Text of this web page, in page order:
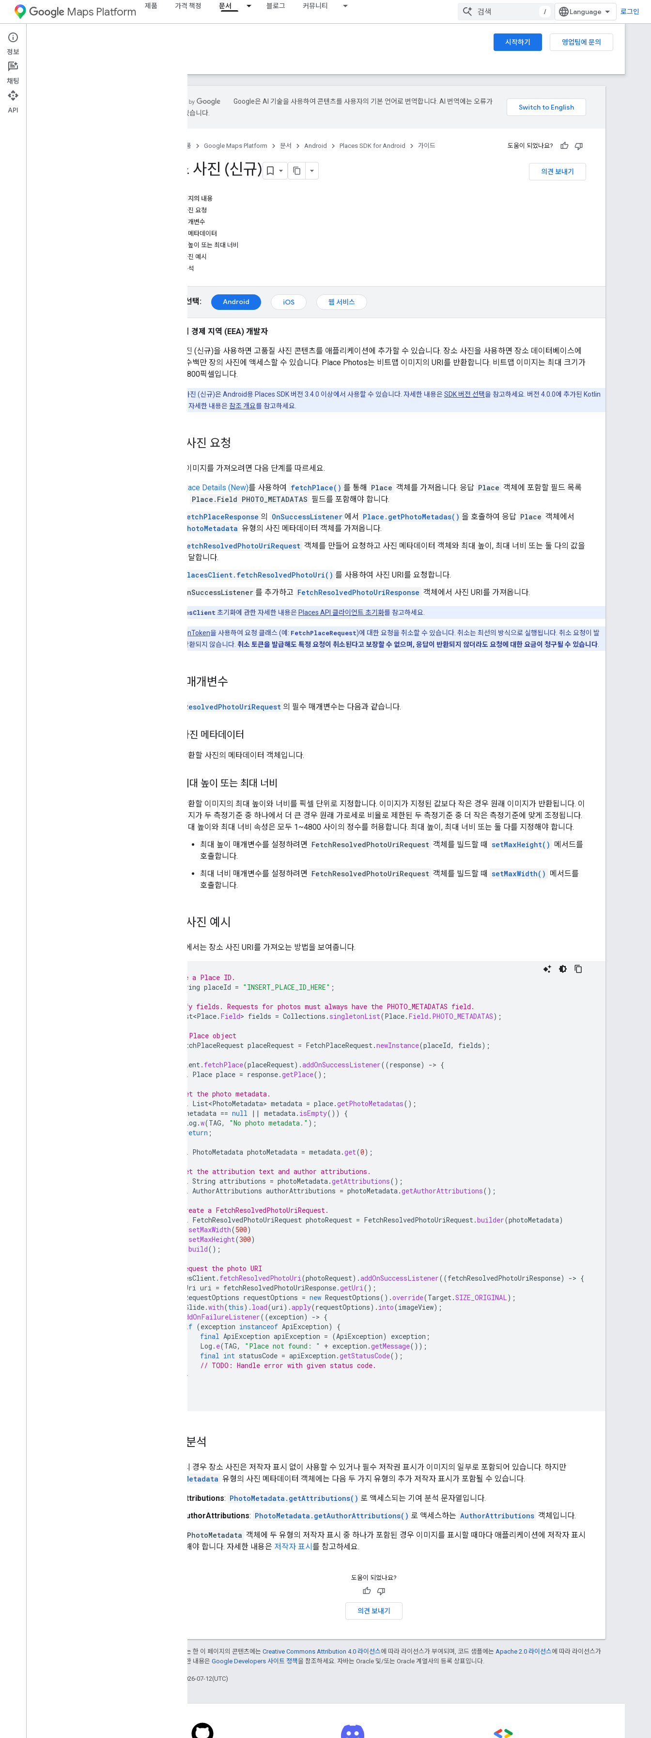
Maps Platform 제품 가격 책정 문서 블로그 커뮤니티
/ 로그인
Android 시작하기
영업팀에 문의
가이드
Google은 AI 기술을 사용하여 콘텐츠를 사용자의 기본 언어로 번역합니다. AI 번역에는 오류가
있을 수 있습니다.
제품 Google Maps Platform 문서 Android Places SDK for Android 가이드 도움이 되었나요?
의견 보내기
장소 사진 (신규)
이 페이지의 내용
장소 사진 요청
필수 매개변수
사진 메타데이터
최대 높이 또는 최대 너비
장소 사진 예시
기여 분석
플랫폼 선택: Android iOS 웹 서비스
유럽 경제 지역 (EEA) 개발자
장소 사진 (신규)을 사용하면 고품질 사진 콘텐츠를 애플리케이션에 추가할 수 있습니다. 장소 사진을 사용하면 장소 데이터베이스에
저장된 수백만 장의 사진에 액세스할 수 있습니다. Place Photos는 비트맵 이미지의 URI를 반환합니다. 비트맵 이미지는 최대 크기가
4800x4800픽셀입니다.
장소 사진 (신규)은 Android용 Places SDK 버전 3.4.0 이상에서 사용할 수 있습니다. 자세한 내용은SDK 버전 선택을 참고하세요. 버전 4.0.0에 추가된 Kotlin
API 사용에 관한 자세한 내용은 참조 개요를 참고하세요.
장소 사진 요청
장소의 이미지를 가져오려면 다음 단계를 따르세요.
Place Details (New)를 사용하여 fetchPlace() 를 통해 Place 객체를 가져옵니다. 응답 Place 객체에 포함할 필드 목록
Place.Field PHOTO_METADATAS 필드를 포함해야 합니다.
FetchPlaceResponse 의 OnSuccessListener 에서 Place.getPhotoMetadas() 을 호출하여 응답 Place 객체에서
PhotoMetadata 유형의 사진 메타데이터 객체를 가져옵니다.
FetchResolvedPhotoUriRequest 객체를 만들어 요청하고 사진 메타데이터 객체와 최대 높이, 최대 너비 또는 둘 다의 값을
전달합니다.
PlacesClient.fetchResolvedPhotoUri() 를 사용하여 사진 URI를 요청합니다.
OnSuccessListener 를 추가하고 FetchResolvedPhotoUriResponse 객체에서 사진 URI를 가져옵니다.
PlacesClient 초기화에 관한 자세한 내용은 Places API 클라이언트 초기화를 참고하세요.
CancellationToken을 사용하여 요청 클래스 (예: FetchPlaceRequest)에 대한 요청을 취소할 수 있습니다. 취소는 최선의 방식으로 실행됩니다. 취소 요청이 발
행되면 응답이 반환되지 않습니다. 취소 토큰을 발급해도 특정 요청이 취소된다고 보장할 수 없으며, 응답이 반환되지 않더라도 요청에 대한 요금이 청구될 수 있습니다
필수 매개변수
FetchResolvedPhotoUriRequest 의 필수 매개변수는 다음과 같습니다.
사진 메타데이터
반환할 사진의 메타데이터 객체입니다.
최대 높이 또는 최대 너비
반환할 이미지의 최대 높이와 너비를 픽셀 단위로 지정합니다. 이미지가 지정된 값보다 작은 경우 원래 이미지가 반환됩니다. 이
미지가 두 측정기준 중 하나에서 더 큰 경우 원래 가로세로 비율로 제한된 두 측정기준 중 더 작은 측정기준에 맞게 조정됩니다.
최대 높이와 최대 너비 속성은 모두 1~4800 사이의 정수를 허용합니다. 최대 높이, 최대 너비 또는 둘 다를 지정해야 합니다.
최대 높이 매개변수를 설정하려면 FetchResolvedPhotoUriRequest 객체를 빌드할 때 setMaxHeight() 메서드를
호출합니다.
최대 너비 매개변수를 설정하려면 FetchResolvedPhotoUriRequest 객체를 빌드할 때 setMaxWidth() 메서드를
호출합니다.
장소 사진 예시
다음 예에서는 장소 사진 URI를 가져오는 방법을 보여줍니다.
// Define a Place ID.
String placeId = "INSERT_PLACE_ID_HERE" ;
// Specify fields. Requests for photos must always have the PHOTO_METADATAS field.
List<Place. Field> fields = Collections . singletonList(Place. Field . PHOTO_METADATAS);
// Get a Place object
FetchPlaceRequest placeRequest = FetchPlaceRequest.newInstance(placeId, fields);
placesClient. fetchPlace(placeRequest).addOnSuccessListener((response) -> {
final Place place = response.getPlace();
// Get the photo metadata.
final List<PhotoMetadata> metadata = place.getPhotoMetadatas();
metadata == null || metadata. isEmpty())
{
Log .w(TAG, "No photo metadata." );
return ;
final PhotoMetadata photoMetadata = metadata.get(0);
// Get the attribution text and author attributions.
final String attributions = photoMetadata.getAttributions();
final AuthorAttributions authorAttributions = photoMetadata.getAuthorAttributions();
// Create a FetchResolvedPhotoUriRequest.
final FetchResolvedPhotoUriRequest photoRequest = FetchResolvedPhotoUriRequest.builder(photoMetadata)
setMaxWidth(500)
setMaxHeight(300)
build();
// Request the photo URI
placesClient. fetchResolvedPhotoUri(photoRequest).addOnSuccessListener((fetchResolvedPhotoUriResponse) -> {
Uri uri = fetchResolvedPhotoUriResponse.getUri();
RequestOptions requestOptions = new RequestOptions().override(Target.SIZE_ORIGINAL);
Glide.with(this). load(uri).apply(requestOptions). into(imageView);
addOnFailureListener((exception) -> {
if (exception instanceof ApiException)
{
final ApiException apiException = (ApiException) exception ;
Log . e(TAG, "Place not found: " + exception .getMessage());
final int statusCode = apiException .getStatusCode();
// TODO: Handle error with given status code.
}
기여 분석
대부분의 경우 장소 사진은 저작자 표시 없이 사용할 수 있거나 필수 저작권 표시가 이미지의 일부로 포함되어 있습니다. 하지만
PhotoMetadata 유형의 사진 메타데이터 객체에는 다음 두 가지 유형의 추가 저작자 표시가 포함될 수 있습니다.
Attributions: PhotoMetadata.getAttributions() 로 액세스되는 기여 분석 문자열입니다.
AuthorAttributions: PhotoMetadata.getAuthorAttributions() 로 액세스하는 AuthorAttributions 객체입니다.
PhotoMetadata 객체에 두 유형의 저작자 표시 중 하나가 포함된 경우 이미지를 표시할 때마다 애플리케이션에 저작자 표시
를 포함해야 합니다. 자세한 내용은 저작자 표시 를 참고하세요.
도움이 되었나요?
의견 보내기
달리 명시되지 않는 한 이 페이지의 콘텐츠에는 Creative Commons Attribution 4.0 라이선스에 따라 라이선스가 부여되며, 코드 샘플에는 Apache 2.0 라이선스에 따라 라이선스가
부여됩니다. 자세한 내용은 Google Developers 사이트 정책을 참조하세요. 자바는 Oracle 및/또는 Oracle 계열사의 등록 상표입니다.
최종 업데이트: 2026-07-12(UTC)
정보
채팅
API